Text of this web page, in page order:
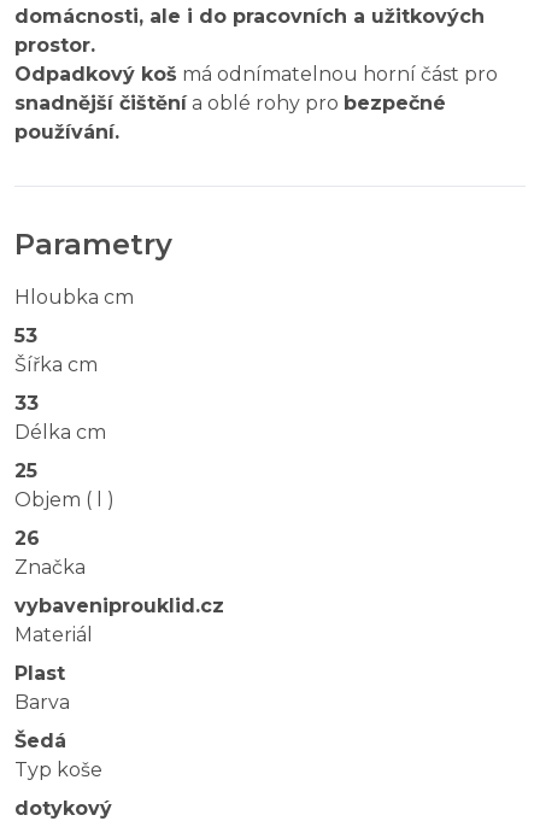
domácnosti, ale i do pracovních a užitkových
prostor.
Odpadkový koš má odnímatelnou horní část pro
snadnější čištěnía oblé rohy pro bezpečné
používání.
Parametry
Hloubka cm
53
Šířka cm
33
Délka cm
25
Objem ( l )
26
Značka
vybaveniprouklid.cz
Materiál
Plast
Barva
Šedá
Typ koše
dotykový